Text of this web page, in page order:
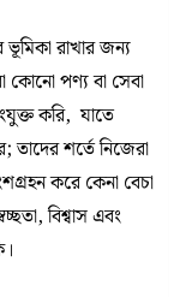
রাখার জন্য
কোনো পণ্য বা সেবা
করি, যাতে
তাদের শর্তে নিজেরা
করে কেনা বেচা
বিশ্বাস এবং